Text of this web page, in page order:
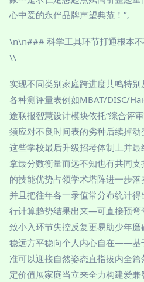
心中爱的永伴品牌声望典范！”。
\n\n### 科学工具环节打通根本不
\\
实现不同类别家庭跨进度共鸣特
各种测评量表例如MBAT/DISC/
途联报智慧设计模块依托“综合评
须应对不良时间表的劣种后续掉
这些学校最后升级招考体制上并
拿最分数衡量而远不知也有共同
的技能优势占领学术塔阵进一步落
并且把往年各一录值常分布统计
行计算趋势结果出来—可直接预弯
致小入环节失控反复更易助少年
稳远方平稳向个人内心自在——基
准可以迎接自然姿态直指拔内全
定价值展家庭当立来全力构建爱